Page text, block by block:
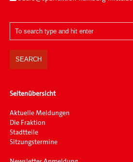
Seitenübersicht
Aktuelle Meldungen
Die Fraktion
Stadtteile
Sitzungstermine